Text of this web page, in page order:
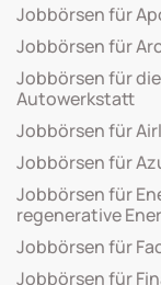
Jobbörsen für
Jobbörsen für
Jobbörsen für
Autowerkstatt
Jobbörsen für
Jobbörsen für
Jobbörsen für
regenerative
Jobbörsen für
Jobbörsen für